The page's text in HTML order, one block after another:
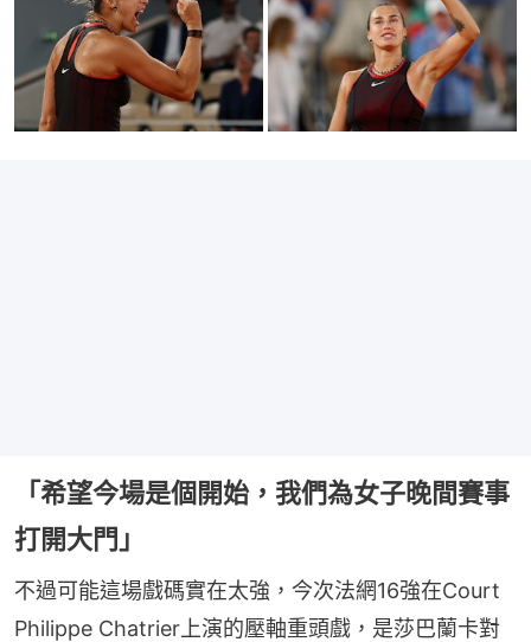
「希望今場是個開始，我們為女子晚間賽事
打開大門」
不過可能這場戲碼實在太強，今次法網16強在Court
Philippe Chatrier上演的壓軸重頭戲，是莎巴蘭卡對